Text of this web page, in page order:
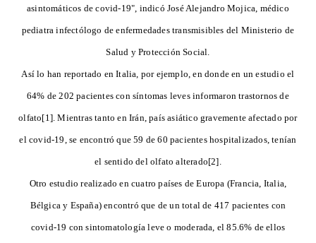
asintomáticos de covid-19", indicó José Alejandro Mojica, médico
pediatra infectólogo de enfermedades transmisibles del Ministerio de
Salud y Protección Social.
Así lo han reportado en Italia, por ejemplo, en donde en un estudio el
64% de 202 pacientes con síntomas leves informaron trastornos de
olfato[1]. Mientras tanto en Irán, país asiático gravemente afectado por
el covid-19, se encontró que 59 de 60 pacientes hospitalizados, tenían
el sentido del olfato alterado[2].
Otro estudio realizado en cuatro países de Europa (Francia, Italia,
Bélgica y España) encontró que de un total de 417 pacientes con
covid-19 con sintomatología leve o moderada, el 85.6% de ellos